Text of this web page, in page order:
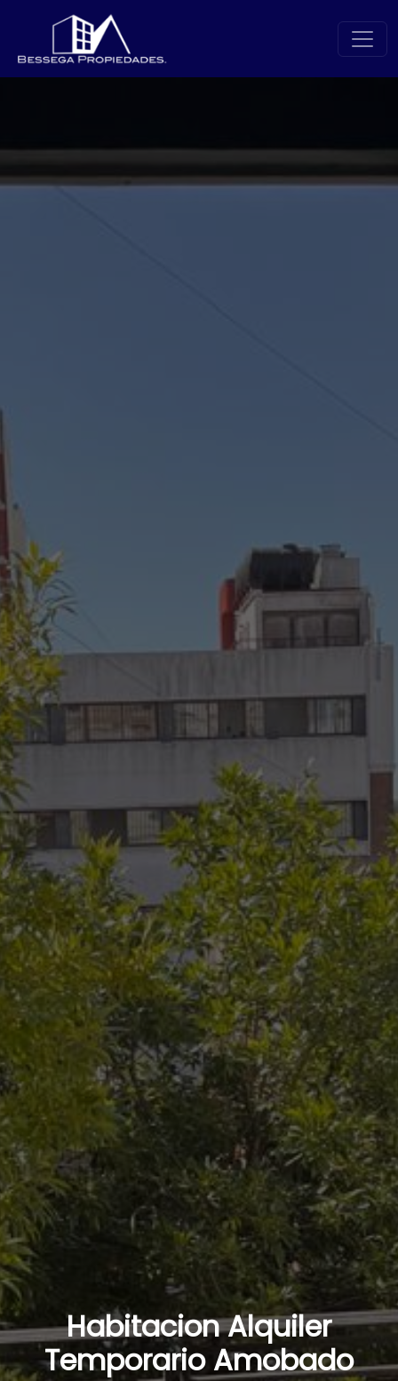
Abrir modal
Habitacion Alquiler
Temporario Amobado